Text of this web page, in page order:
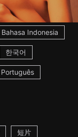
Bahasa Indonesia
한국어
Português
短片